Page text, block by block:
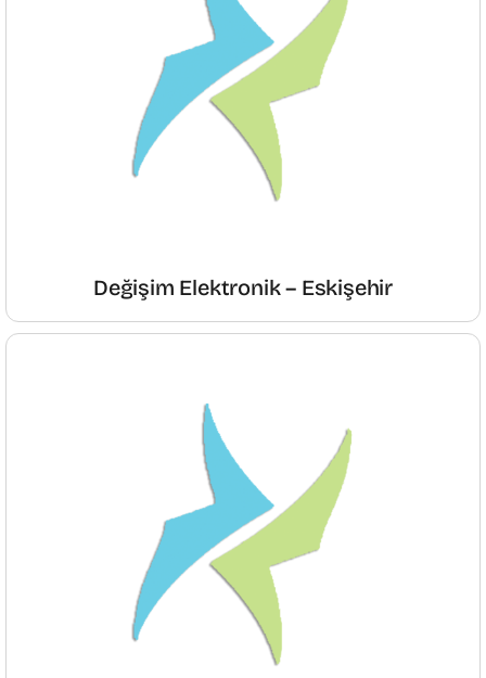
Değişim Elektronik – Eskişehir